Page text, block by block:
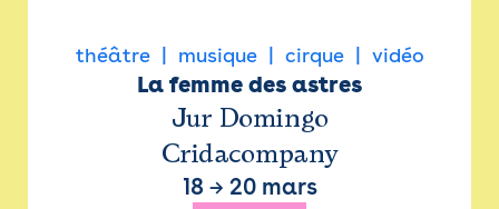
théâtre musique cirque vidéo
La femme des astres
Jur Domingo
Cridacompany
18 → 20 mars